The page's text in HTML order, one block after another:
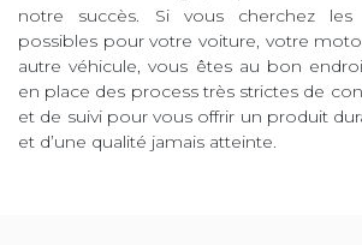
notre succès. Si vous cherchez les
possibles pour votre voiture, votre
autre véhicule, vous êtes au bon
en place des process très strictes de
et de suivi pour vous offrir un produit
et d’une qualité jamais atteinte.